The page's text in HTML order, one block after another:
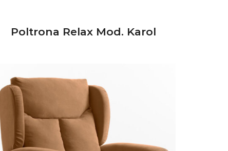
Poltrona Relax Mod. Karol